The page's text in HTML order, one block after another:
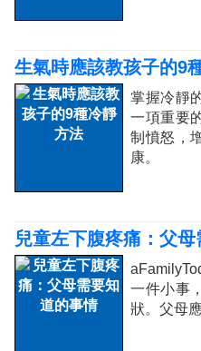
生氣時應該教孩子的9
掌握冷靜
一項重要
制憤怒，
康。
兒童左下腹疼痛：父
一件小事
狀。父母